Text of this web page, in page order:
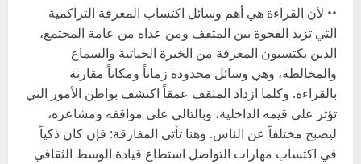
•• لأن القراءة هي أهم وسائل اكتساب المعرفة التراكمية
التي تزيد الفجوة بين المثقف ومن عداه من عامة المجتمع،
الذين يكتسبون المعرفة من الخبرة الحياتية والسماع
والمخالطة، وهي وسائل محدودة زماناً ومكاناً مقارنة
بالقراءة. وكلما ازداد المثقف عمقاً اكتشف بواطن الأمور التي
تؤثر على قيمه الداخلية، وبالتالي على مواقفه ومشاعره،
ليصبح مختلفاً عن الناس. وهنا تأتي المفارقة: فإن كان ذكياً
في اكتساب مهارات التواصل استطاع قيادة الوسط الثقافي